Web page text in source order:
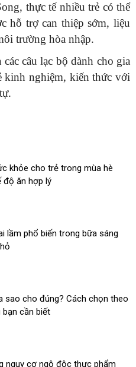
thực tế nhiều trẻ có thể
hỗ trợ can thiệp sớm, liệu
trường hòa nhập.
câu lạc bộ dành cho gia
kinh nghiệm, kiến thức với
khỏe cho trẻ trong mùa hè
độ ăn hợp lý
lầm phổ biến trong bữa sáng
sao cho đúng? Cách chọn theo
bạn cần biết
nguy cơ ngộ độc thực phẩm